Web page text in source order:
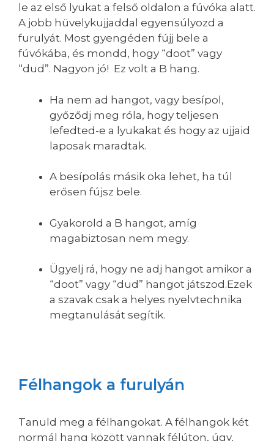
le az első lyukat a felső oldalon a fúvóka alatt.
A jobb hüvelykujjaddal egyensúlyozd a
furulyát. Most gyengéden fújj bele a
fúvókába, és mondd, hogy “doot” vagy
“dud”. Nagyon jó! Ez volt a B hang.
Ha nem ad hangot, vagy besípol,
győződj meg róla, hogy teljesen
lefedted-e a lyukakat és hogy az ujjaid
laposak maradtak.
A besípolás másik oka lehet, ha túl
erősen fújsz bele.
Gyakorold a B hangot, amíg
magabiztosan nem megy.
Ügyelj rá, hogy ne adj hangot amikor a
“doot” vagy “dud” hangot játszod.Ezek
a szavak csak a helyes nyelvtechnika
megtanulását segítik.
Félhangok a furulyán
Tanuld meg a félhangokat. A félhangok két
normál hang között vannak félúton, úgy,